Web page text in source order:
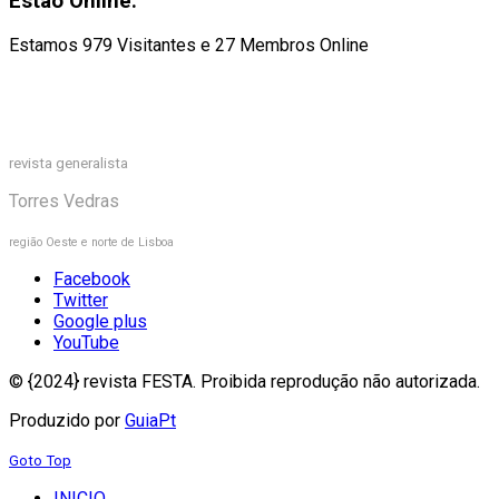
Estamos 979 Visitantes e 27 Membros Online
revista generalista
Torres Vedras
região Oeste e norte de Lisboa
Facebook
Twitter
Google plus
YouTube
© {2024} revista FESTA. Proibida reprodução não autorizada.
Produzido por GuiaPt
Goto Top